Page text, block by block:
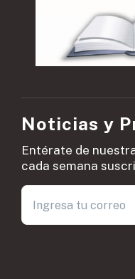
Noticias y
Entérate de
cada semana